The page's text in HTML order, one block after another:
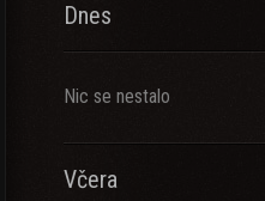
Dnes
Nic se nestalo
Včera